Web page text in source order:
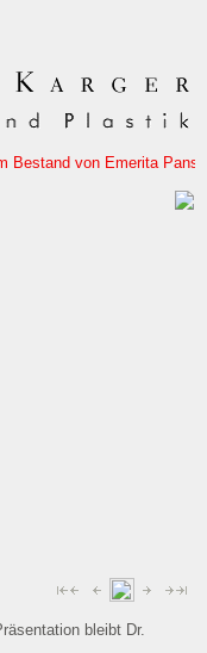
Pansowová
bleibt Dr.